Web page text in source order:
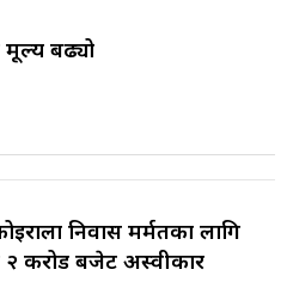
बढ्यो
निवास मर्मतका लागि
२ करोड बजेट अस्वीकार